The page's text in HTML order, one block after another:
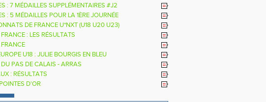
: 7 MÉDAILLES SUPPLÉMENTAIRES #J2
: 5 MÉDAILLES POUR LA 1ÈRE JOURNÉE
DE FRANCE U*NXT (U18 U20 U23)
: LES RÉSULTATS
U18 : JULIE BOURGIS EN BLEU
DU PAS DE CALAIS - ARRAS
: RÉSULTATS
D'OR